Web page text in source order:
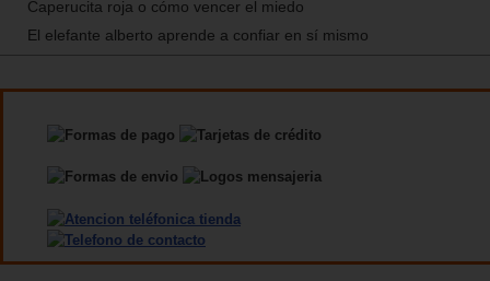
Caperucita roja o cómo vencer el miedo
El elefante alberto aprende a confiar en sí mismo